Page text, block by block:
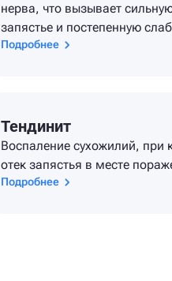
нерва, что вызывает
запястье и постепенную
Подробнее
Тендинит
Воспаление сухожилий, при
отек запястья в месте
Подробнее